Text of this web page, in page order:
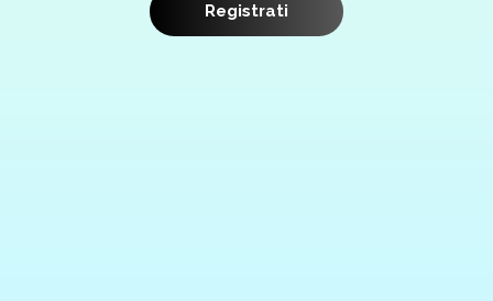
Registrati